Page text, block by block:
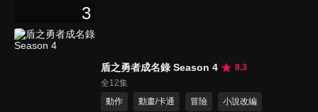
3
盾之勇者成名錄 Season 4
8.3
全12集
動作
動畫/卡通 冒險 小說改編